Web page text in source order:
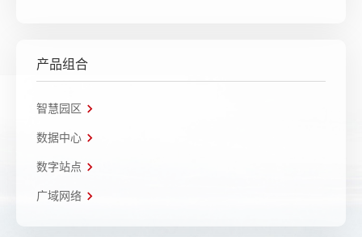
产品组合
智慧园区
数据中心
数字站点
广域网络